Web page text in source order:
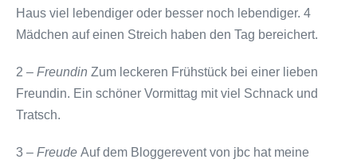
Haus viel lebendiger oder besser noch lebendiger. 4
Mädchen auf einen Streich haben den Tag bereichert.
2 – Freundin Zum leckeren Frühstück bei einer lieben
Freundin. Ein schöner Vormittag mit viel Schnack und
Tratsch.
3 – Freude Auf dem Bloggerevent von jbc hat meine